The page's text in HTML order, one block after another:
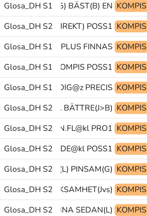
Glosa_DH S1
ETCETERA(5) BÄST(B) EN KOMPIS
Glosa_DH S2
GLOSA:(DIREKT) POSS1 KOMPIS
Glosa_DH S1wtyp: PLUS FINNAS KOMPIS
Glosa_DH S1
FINNAS KOMPIS POSS1 KOMPIS
Glosa_DH S1HEJ FÄRDIG@z PRECIS KOMPIS
Glosa_DH S2
SÅ-ATT-SÄGA BÄTTRE(J>B) KOMPIS
Glosa_DH S2
SVART PERSON.FL@kl PRO1 KOMPIS
Glosa_DH S2
PEK OMRÅDE@kl POSS1 KOMPIS
Glosa_DH S2DIT(L) PINSAM(G) KOMPIS
Glosa_DH S2
UPPMÄRKSAMHET(Jvs) KOMPIS
Glosa_DH S2
KVARSTANNA SEDAN(L) KOMPIS